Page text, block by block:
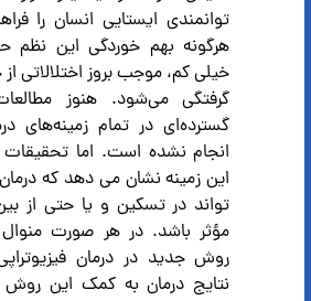
توانمندی ایستایی انسان را
هرگونه بهم‌ خوردگی این نظم
خیلی کم، موجب بروز اختلالاتی
گرفتگی می‌شود. هنوز
گسترده‌ای در تمام زمینه‌های
انجام نشده است. اما
این زمینه نشان می دهد که
تواند در تسکین و یا حتی از
مؤثر باشد. در هر صورت
روش جدید در درمان
نتایج درمان به کمک این روش